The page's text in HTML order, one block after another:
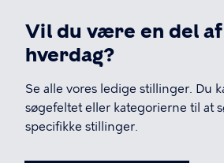
Vil du være en del
hverdag?
Se alle vores ledige stillinger. Du
søgefeltet eller kategorierne til at
specifikke stillinger.